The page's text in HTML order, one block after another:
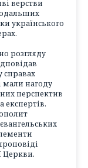
верстви
українського
розгляду
справах
мали нагоду
перспектив
експертів.
Церкви.